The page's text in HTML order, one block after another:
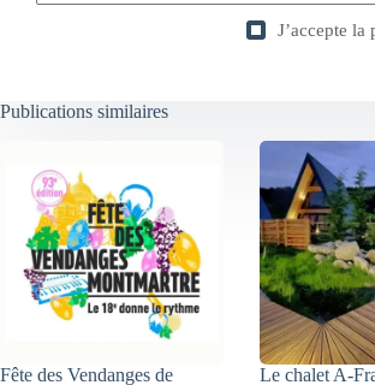
J’accepte la
Publications similaires
Fête des Vendanges de Le chalet A-